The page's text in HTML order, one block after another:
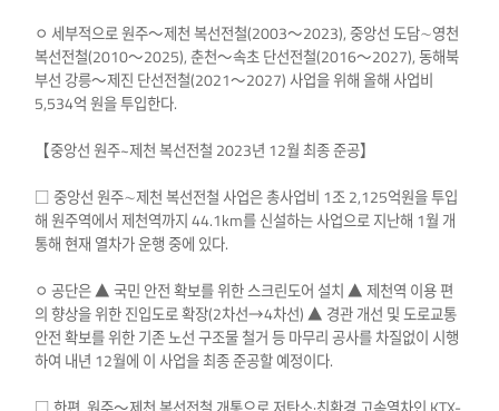
ㅇ 세부적으로 원주～제천 복선전철(2003～2023), 중앙선 도담∼영천
복선전철(2010～2025), 춘천～속초 단선전철(2016～2027), 동해북
부선 강릉～제진 단선전철(2021～2027) 사업을 위해 올해 사업비
5,534억 원을 투입한다.
【중앙선 원주~제천 복선전철 2023년 12월 최종 준공】
□ 중앙선 원주∼제천 복선전철 사업은 총사업비 1조 2,125억원을 투입
해 원주역에서 제천역까지 44.1km를 신설하는 사업으로 지난해 1월 개
통해 현재 열차가 운행 중에 있다.
ㅇ 공단은 ▲ 국민 안전 확보를 위한 스크린도어 설치 ▲ 제천역 이용 편
의 향상을 위한 진입도로 확장(2차선→4차선) ▲ 경관 개선 및 도로교통
안전 확보를 위한 기존 노선 구조물 철거 등 마무리 공사를 차질없이 시행
하여 내년 12월에 이 사업을 최종 준공할 예정이다.